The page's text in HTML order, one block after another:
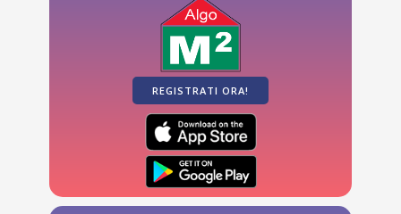
REGISTRATI ORA!